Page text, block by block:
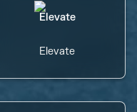
Elevate